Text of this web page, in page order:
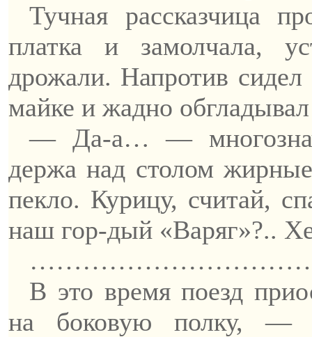
Тучная рассказчица
платка и замолчала,
дрожали. Напротив сидел
майке и жадно
— Да-а… —
держа над столом
пекло. Курицу, считай,
наш гор-дый «Варяг»?..
В это время поезд
на боковую полку, —